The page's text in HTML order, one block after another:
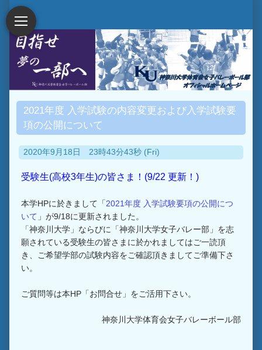
2021年度 入学試験の内容変更および入学試験要
項の公開について
2020年9月18日 23時43分43秒 (Fri)
受験生(高校3年生)の皆さま！(9/22 更新！)
本学HPに於きまして「2021年度 入学試験要項の公開につ
いて 」が9/18に更新されました。
「神奈川大学」ならびに「神奈川大学女子バレー部」を志
願されている受験生の皆さまに於かれましてはご一読頂
き、ご希望学部の試験内容をご確認頂きましてご準備下さ
い。
ご質問等は本HP「お問合せ」をご活用下さい。
神奈川大学体育会女子バレーボール部